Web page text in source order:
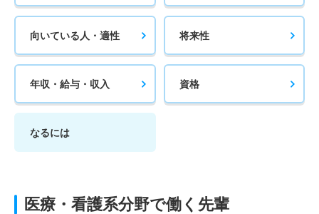
向いている人・適性 将来性
年収・給与・収入 資格
なるには
医療・看護系分野で働く先輩